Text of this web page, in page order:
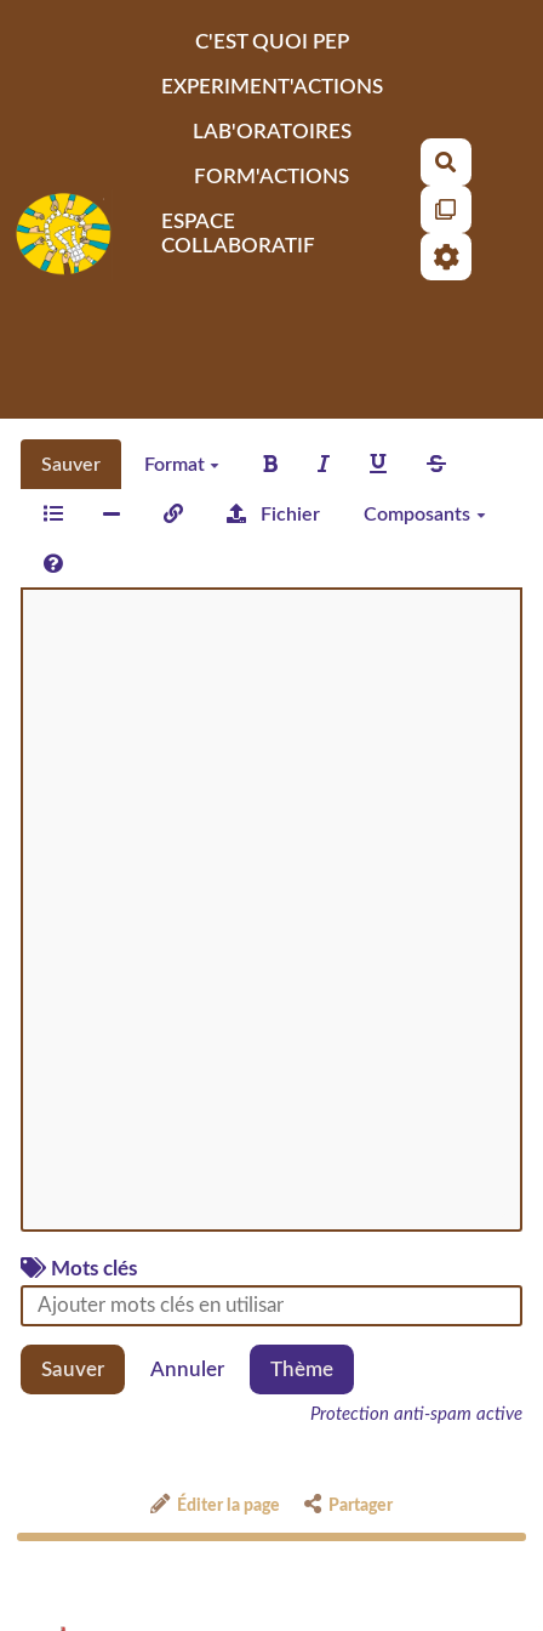
C'EST QUOI PEP
EXPERIMENT'ACTIONS
LAB'ORATOIRES
FORM'ACTIONS
ESPACE
COLLABORATIF
Sauver Format
Fichier Composants
Mots clés
Sauver Annuler Thème
Protection anti-spam active
Éditer la page Partager